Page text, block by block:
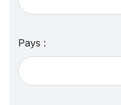
Pays :